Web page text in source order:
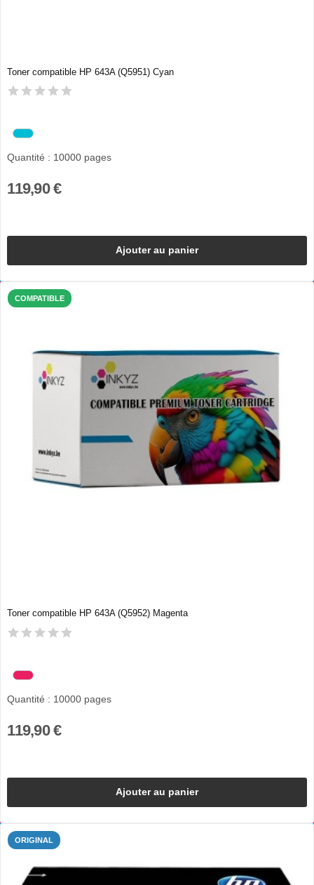
Toner compatible HP 643A (Q5951) Cyan
Quantité : 10000 pages
119,90 €
Ajouter au panier
COMPATIBLE
Toner compatible HP 643A (Q5952) Magenta
Quantité : 10000 pages
119,90 €
Ajouter au panier
ORIGINAL